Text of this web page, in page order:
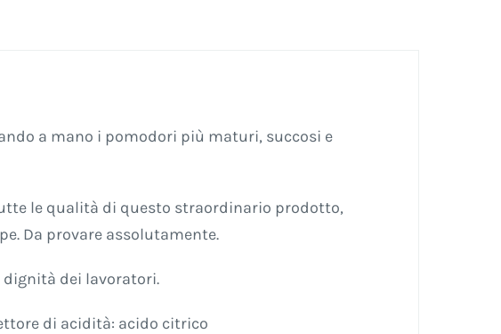
a mano i pomodori più maturi, succosi e
le qualità di questo straordinario prodotto,
Da provare assolutamente.
dei lavoratori.
di acidità: acido citrico